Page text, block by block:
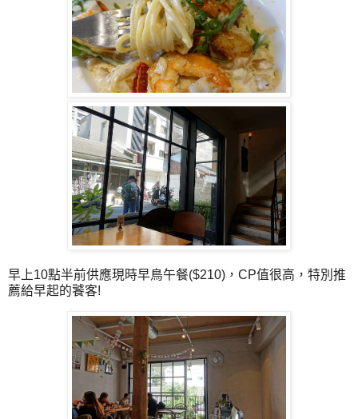
早上10點半前供應現時早鳥午餐($210)，CP值很高，特別推
薦給早起的饕客!